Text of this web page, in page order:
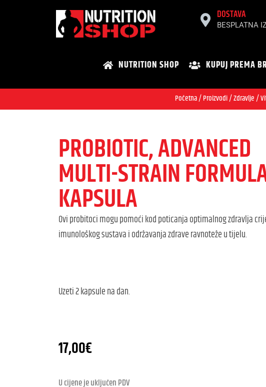
DOSTAVA
BESPLATNA
NUTRITION SHOP KUPUJ PREMA
Početna/Proizvodi/Zdravlje/
PROBIOTIC, ADVANCED
MULTI-STRAIN
KAPSULA
Ovi probitoci mogu pomoći kod poticanja optimalnog zdravlja
imunološkog sustava i održavanja zdrave ravnoteže u tijelu.
Uzeti 2 kapsule na dan.
17,00€
U cijene je uključen PDV